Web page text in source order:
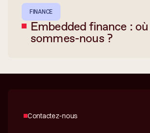
FINANCE
Embedded finance :
sommes-nous ?
Contactez-nous